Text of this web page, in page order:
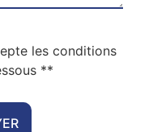
les conditions
**